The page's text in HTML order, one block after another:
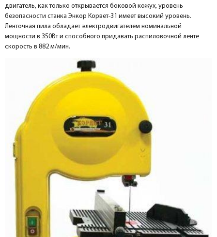
двигатель, как только открывается боковой кожух, уровень
безопасности станка Энкор Корвет-31 имеет высокий уровень.
Ленточная пила обладает электродвигателем номинальной
мощности в 350Вт и способного придавать распиловочной ленте
скорость в 882 м/мин.